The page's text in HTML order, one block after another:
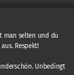
man selten und du
Respekt!
Unbedingt